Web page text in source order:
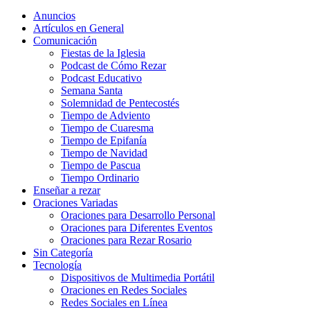
Anuncios
Artículos en General
Comunicación
Fiestas de la Iglesia
Podcast de Cómo Rezar
Podcast Educativo
Semana Santa
Solemnidad de Pentecostés
Tiempo de Adviento
Tiempo de Cuaresma
Tiempo de Epifanía
Tiempo de Navidad
Tiempo de Pascua
Tiempo Ordinario
Enseñar a rezar
Oraciones Variadas
Oraciones para Desarrollo Personal
Oraciones para Diferentes Eventos
Oraciones para Rezar Rosario
Sin Categoría
Tecnología
Dispositivos de Multimedia Portátil
Oraciones en Redes Sociales
Redes Sociales en Línea